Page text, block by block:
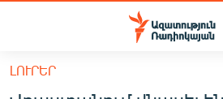
Մատչելիության
հիմնական
ԼՈՒՐԵՐ